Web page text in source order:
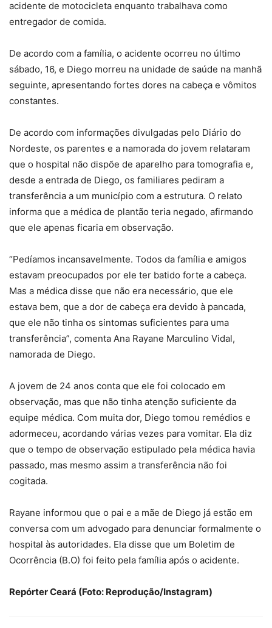
acidente de motocicleta enquanto trabalhava como
entregador de comida.
De acordo com a família, o acidente ocorreu no último
sábado, 16, e Diego morreu na unidade de saúde na manhã
seguinte, apresentando fortes dores na cabeça e vômitos
constantes.
De acordo com informações divulgadas pelo Diário do
Nordeste, os parentes e a namorada do jovem relataram
que o hospital não dispõe de aparelho para tomografia e,
desde a entrada de Diego, os familiares pediram a
transferência a um município com a estrutura. O relato
informa que a médica de plantão teria negado, afirmando
que ele apenas ficaria em observação.
“Pedíamos incansavelmente. Todos da família e amigos
estavam preocupados por ele ter batido forte a cabeça.
Mas a médica disse que não era necessário, que ele
estava bem, que a dor de cabeça era devido à pancada,
que ele não tinha os sintomas suficientes para uma
transferência”, comenta Ana Rayane Marculino Vidal,
namorada de Diego.
A jovem de 24 anos conta que ele foi colocado em
observação, mas que não tinha atenção suficiente da
equipe médica. Com muita dor, Diego tomou remédios e
adormeceu, acordando várias vezes para vomitar. Ela diz
que o tempo de observação estipulado pela médica havia
passado, mas mesmo assim a transferência não foi
cogitada.
Rayane informou que o pai e a mãe de Diego já estão em
conversa com um advogado para denunciar formalmente o
hospital às autoridades. Ela disse que um Boletim de
Ocorrência (B.O) foi feito pela família após o acidente.
Repórter Ceará (Foto: Reprodução/Instagram)